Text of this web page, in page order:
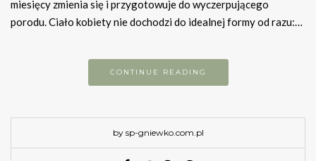
miesięcy zmienia się i przygotowuje do wyczerpującego
porodu. Ciało kobiety nie dochodzi do idealnej formy od razu:…
CONTINUE READING
by sp-gniewko.com.pl